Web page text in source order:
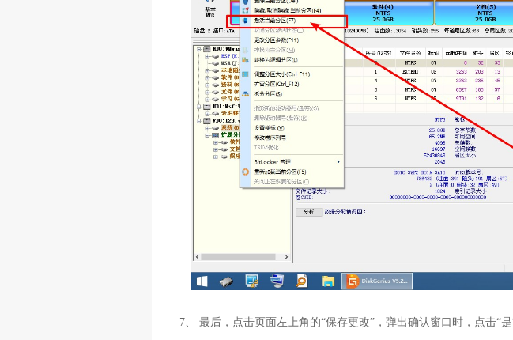
7、 最后，点击页面左上角的“保存更改”，弹出确认窗口时，点击“是